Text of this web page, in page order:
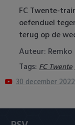
FC Utrecht
Feyenoord
Heracles
PEC Zwolle
Champions
Europa League
Conference
FC Twente-
oefenduel
terug op de
Auteur: Remko
Tags: FC Twente
30 december